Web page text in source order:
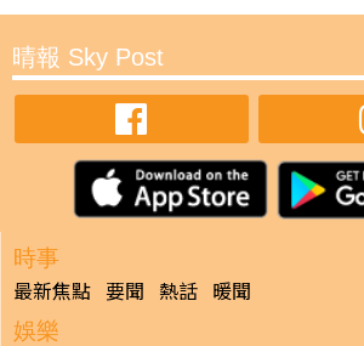
晴報 Sky Post
時事
最新焦點 要聞 熱話 暖聞
娛樂